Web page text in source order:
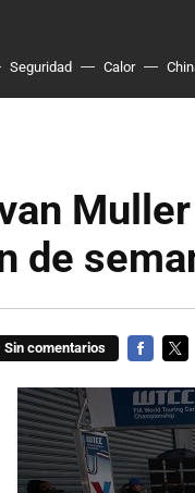
Seguridad Calor
de
Sin comentarios